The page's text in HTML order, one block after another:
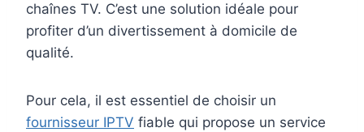
chaînes TV. C’est une solution idéale pour
profiter d’un divertissement à domicile de
qualité.
Pour cela, il est essentiel de choisir un
fournisseur IPTV fiable qui propose un service